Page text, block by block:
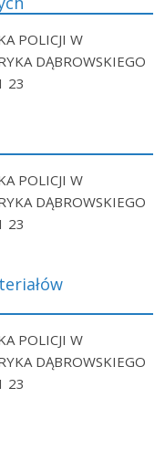
POLICJI W
DĄBROWSKIEGO
23
POLICJI W
DĄBROWSKIEGO
23
POLICJI W
DĄBROWSKIEGO
23